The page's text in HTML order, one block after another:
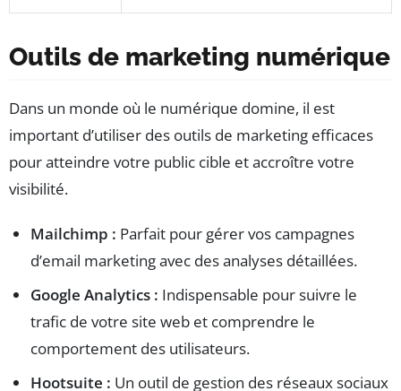
Outils de marketing numérique
Dans un monde où le numérique domine, il est
important d’utiliser des outils de marketing efficaces
pour atteindre votre public cible et accroître votre
visibilité.
Mailchimp : Parfait pour gérer vos campagnes
d’email marketing avec des analyses détaillées.
Google Analytics : Indispensable pour suivre le
trafic de votre site web et comprendre le
comportement des utilisateurs.
Hootsuite : Un outil de gestion des réseaux sociaux